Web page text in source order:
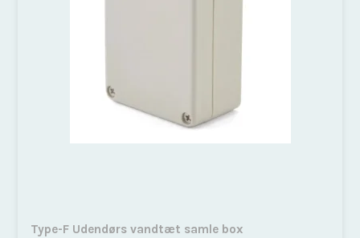
Type-F Udendørs vandtæt samle box